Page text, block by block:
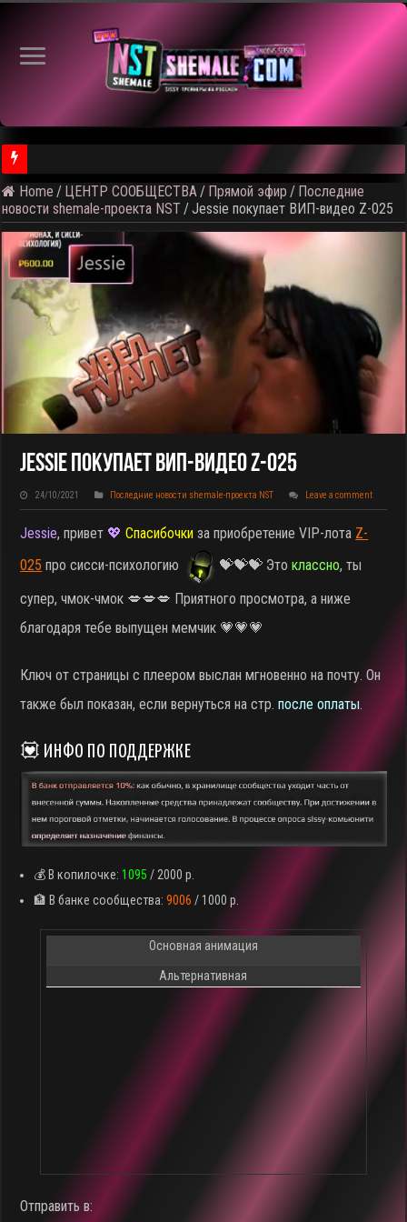
⚠️ Результаты голосования и тема следующего откртытого
Home / ЦЕНТР СООБЩЕСТВА / Прямой эфир / Последние
новости shemale-проекта NST /Jessie покупает ВИП-видео Z-025
Jessie Покупает ВИП-Видео Z-025
24/10/2021 Последние новости shemale-проекта NST Leave a comment
Jessie, привет 💖Спасибочки за приобретение VIP-лота Z-
025 про сисси-психологию 💝💝💝 Этоклассно, ты
супер, чмок-чмок 💋💋💋 Приятного просмотра, а ниже
благодаря тебе выпущен мемчик 💗💗💗
Ключ от страницы с плеером выслан мгновенно на почту. Он
также был показан, если вернуться на стр.после оплаты.
💟 ИНФО ПО ПОДДЕРЖКЕ
💰 В копилочке:1095/ 2000 р.
🏦 В банке сообщества:9006 / 1000 р.
Основная анимация
Альтернативная
Отправить в: